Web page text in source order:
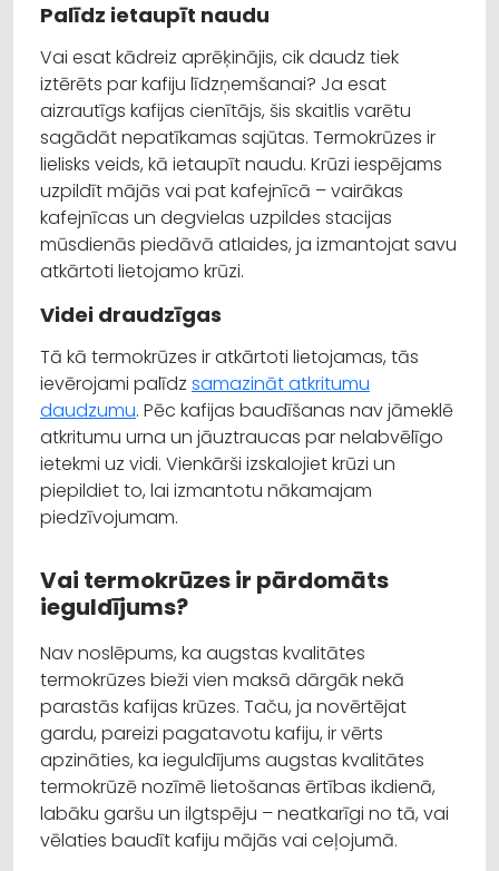
Palīdz ietaupīt naudu
Vai esat kādreiz aprēķinājis, cik daudz tiek
iztērēts par kafiju līdzņemšanai? Ja esat
aizrautīgs kafijas cienītājs, šis skaitlis varētu
sagādāt nepatīkamas sajūtas. Termokrūzes ir
lielisks veids, kā ietaupīt naudu. Krūzi iespējams
uzpildīt mājās vai pat kafejnīcā – vairākas
kafejnīcas un degvielas uzpildes stacijas
mūsdienās piedāvā atlaides, ja izmantojat savu
atkārtoti lietojamo krūzi.
Videi draudzīgas
Tā kā termokrūzes ir atkārtoti lietojamas, tās
ievērojami palīdz samazināt atkritumu
daudzumu. Pēc kafijas baudīšanas nav jāmeklē
atkritumu urna un jāuztraucas par nelabvēlīgo
ietekmi uz vidi. Vienkārši izskalojiet krūzi un
piepildiet to, lai izmantotu nākamajam
piedzīvojumam.
Vai termokrūzes ir pārdomāts
ieguldījums?
Nav noslēpums, ka augstas kvalitātes
termokrūzes bieži vien maksā dārgāk nekā
parastās kafijas krūzes. Taču, ja novērtējat
gardu, pareizi pagatavotu kafiju, ir vērts
apzināties, ka ieguldījums augstas kvalitātes
termokrūzē nozīmē lietošanas ērtības ikdienā,
labāku garšu un ilgtspēju – neatkarīgi no tā, vai
vēlaties baudīt kafiju mājās vai ceļojumā.